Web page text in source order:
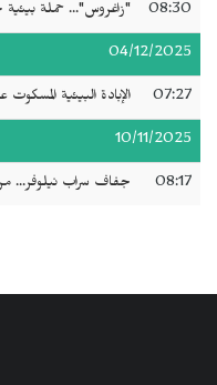
08:30 "زاغروس"... حملة بيئية
04/12/2025
07:27 الإبادة البيئية
10/11/2025
08:17 جفاف سراب نيلوفر... من